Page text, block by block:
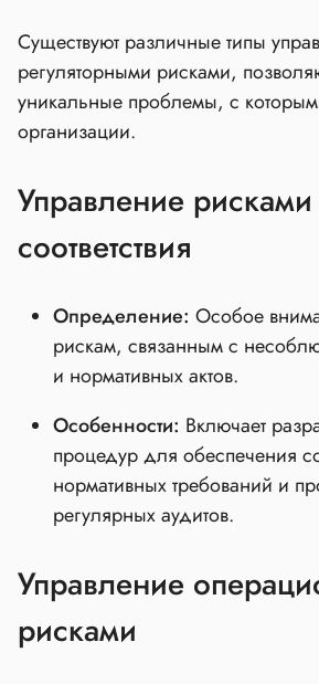
Существуют различные типы
регуляторными рисками,
уникальные проблемы, с
организации.
Управление рисками
соответствия
Определение: Особое
рискам, связанным с
и нормативных актов.
Особенности: Включает
процедур для обеспечения
нормативных требований и
регулярных аудитов.
Управление
рисками